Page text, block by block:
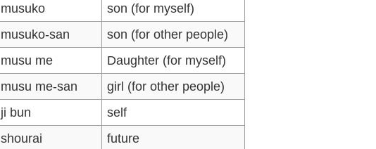
musuko
son (for myself)
musuko-san
son (for other people)
musu me
Daughter (for myself)
musu me-san
girl (for other people)
ji bun
self
shourai future